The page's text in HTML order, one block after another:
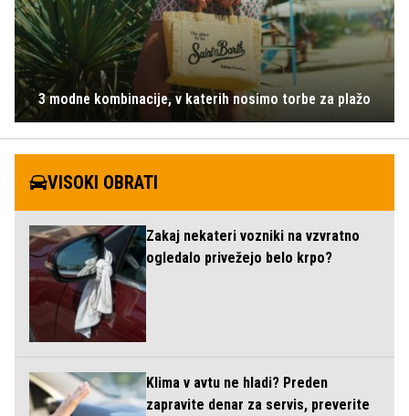
3 modne kombinacije, v katerih nosimo torbe za plažo
VISOKI OBRATI
Zakaj nekateri vozniki na vzvratno
ogledalo privežejo belo krpo?
Klima v avtu ne hladi? Preden
zapravite denar za servis, preverite